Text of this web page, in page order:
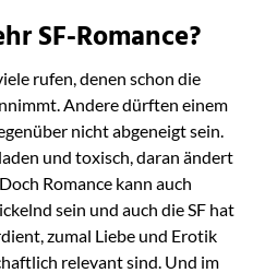
SF-Romance?
rufen, denen schon die
Andere dürften einem
nicht abgeneigt sein.
und toxisch, daran ändert
Romance kann auch
sein und auch die SF hat
zumal Liebe und Erotik
relevant sind. Und im